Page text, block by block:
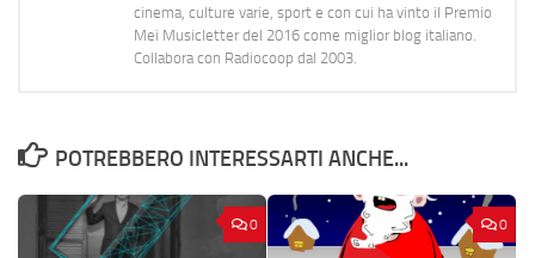
cinema, culture varie, sport e con cui ha vinto il Premio
Mei Musicletter del 2016 come miglior blog italiano.
Collabora con Radiocoop dal 2003.
POTREBBERO INTERESSARTI ANCHE...
0 0